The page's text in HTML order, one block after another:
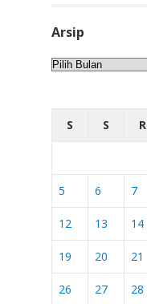
Arsip
Arsip
S
S R
5 6 7
12 13 14
19 20 21
26 27 28